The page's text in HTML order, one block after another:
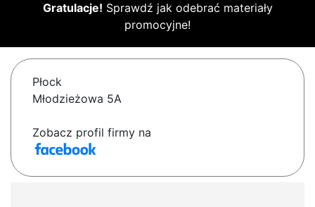
Gratulacje! Sprawdź jak odebrać materiały
promocyjne!
Płock
Młodzieżowa 5A
Zobacz profil firmy na